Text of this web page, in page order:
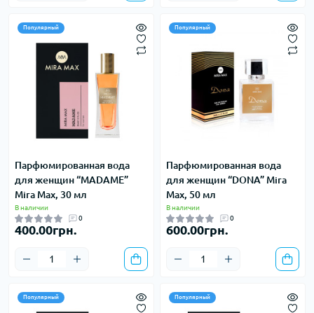
Популярный
Парфюмированная вода
для женщин “MADAME”
Mira Max, 30 мл
В наличии
0
400.00грн.
Популярный
Парфюмированная вода
для женщин “DONA” Mira
Max, 50 мл
В наличии
0
600.00грн.
Популярный Популярный